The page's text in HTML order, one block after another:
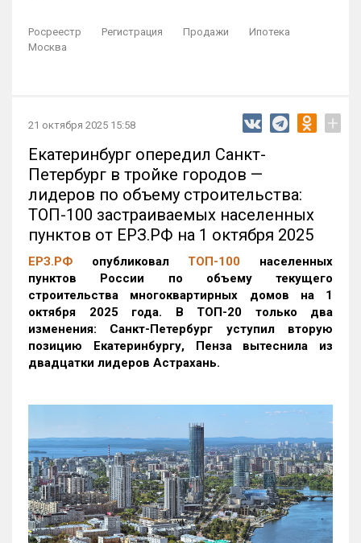
Росреестр Регистрация Продажи
Ипотека
Москва
21 октября 2025 15:58 +
Екатеринбург опередил Санкт-
Петербург в тройке городов —
лидеров по объему строительства:
ТОП-100 застраиваемых населенных
пунктов от ЕРЗ.РФ на 1 октября 2025
ЕРЗ.РФ опубликовал ТОП-100 населенных
пунктов России по объему текущего
строительства многоквартирных домов на 1
октября 2025 года. В ТОП-20 только два
изменения: Санкт-Петербург уступил вторую
позицию Екатеринбургу, Пенза вытеснила из
двадцатки лидеров Астрахань.